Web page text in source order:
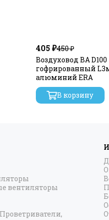
класс защиты
потоку воздуха
обеспечивают работу,
на корпус и
405 ₽450 ₽
Воздуховод ВА D100
гофрированный
алюминий ERA
В корзину
вентиляторы